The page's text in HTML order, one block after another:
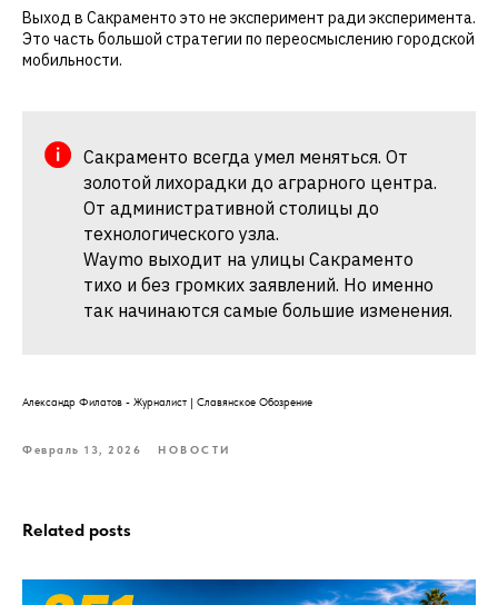
Выход в Сакраменто это не эксперимент ради эксперимента.
Это часть большой стратегии по переосмыслению городской
мобильности.
Сакраменто всегда умел меняться. От
золотой лихорадки до аграрного центра.
От административной столицы до
технологического узла.
Waymo выходит на улицы Сакраменто
тихо и без громких заявлений. Но именно
так начинаются самые большие изменения.
Александр Филатов - Журналист | Славянское Обозрение
Февраль 13, 2026 НОВОСТИ
Related posts